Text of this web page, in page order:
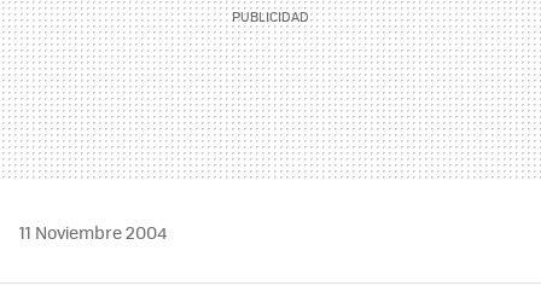
11 Noviembre 2004